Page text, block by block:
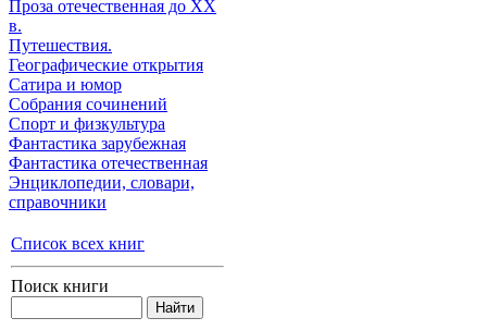
Проза отечественная до XX
в.
Путешествия.
Географические открытия
Сатира и юмор
Собрания сочинений
Спорт и физкультура
Фантастика зарубежная
Фантастика отечественная
Энциклопедии, cловари,
справочники
Список всех книг
Поиск книги